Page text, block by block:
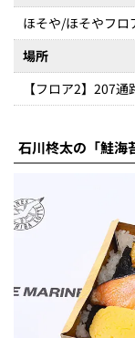
ほそや/ほそやフロ
場所
【フロア2】207
石川柊太の「鮭海